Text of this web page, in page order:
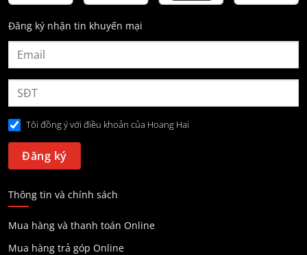
Đăng ký nhận tin khuyến mại
Tôi đồng ý với điều khoản của Hoang Hai
Thông tin và chính sách
Mua hàng và thanh toán Online
Mua hàng trả góp Online